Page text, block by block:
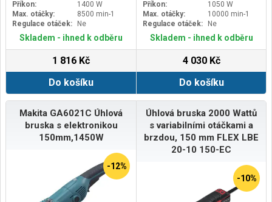
Příkon:
1400 W
Max. otáčky:
8500 min-1
Regulace otáček:
Ne
Skladem - ihned k odběru
1 816 Kč
Do košíku
Příkon:
1050 W
Max. otáčky:
10000 min-1
Regulace otáček:
Ne
Skladem - ihned k odběru
4 030 Kč
Do košíku
Makita GA6021C Úhlová
bruska s elektronikou
150mm,1450W
-12%
Úhlová bruska 2000 Wattů
s variabilními otáčkami a
brzdou, 150 mm FLEX LBE
20-10 150-EC
-10%